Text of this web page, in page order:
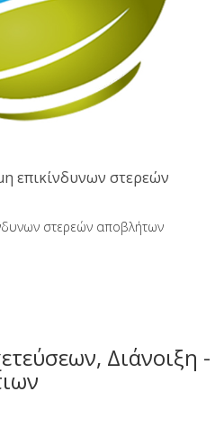
επικίνδυνων στερεών
στερεών αποβλήτων
Διάνοιξη -